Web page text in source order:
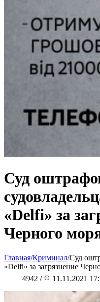
Суд
«Delfi» за
Черного
Главная/Криминал/Суд
«Delfi» за загрязнение
4942 / 11.11.2021